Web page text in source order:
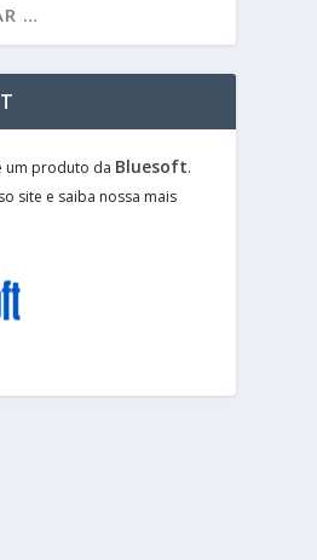
um produto da Bluesoft.
site e saiba nossa mais